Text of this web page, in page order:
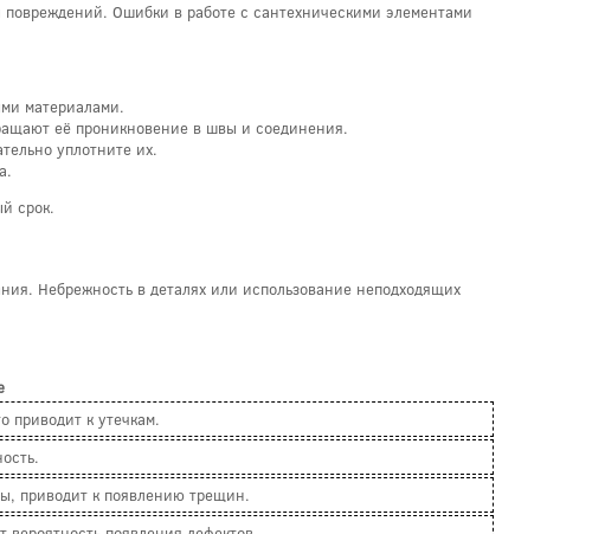
Ошибки в работе с сантехническими элементами
материалами.
её проникновение в швы и соединения.
уплотните их.
срок.
Небрежность в деталях или использование неподходящих
приводит к утечкам.
приводит к появлению трещин.